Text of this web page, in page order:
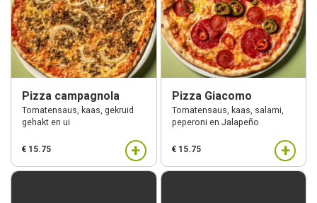
Pizza campagnola
Tomatensaus, kaas, gekruid
gehakt en ui
€ 15.75 +
Pizza Giacomo
Tomatensaus, kaas, salami,
peperoni en Jalapeño
€ 15.75 +